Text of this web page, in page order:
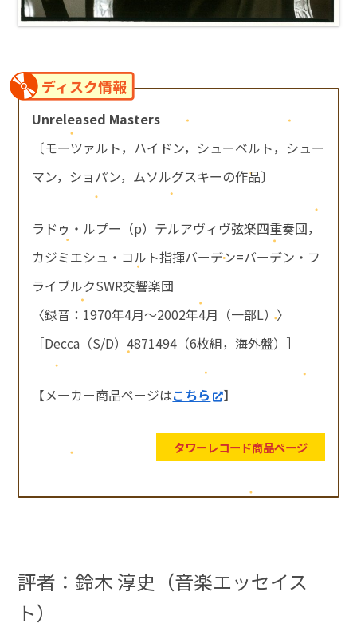
ディスク情報
Unreleased Masters
〔モーツァルト，ハイドン，シューベルト，シュー
マン，ショパン，ムソルグスキーの作品〕
ラドゥ・ルプー（p）テルアヴィヴ弦楽四重奏団，
カジミエシュ・コルト指揮バーデン=バーデン・フ
ライブルクSWR交響楽団
〈録音：1970年4月～2002年4月（一部L）〉
［Decca（S/D）4871494（6枚組，海外盤）］
【メーカー商品ページはこちら 】
タワーレコード商品ページ
評者：鈴木 淳史（音楽エッセイス
ト）